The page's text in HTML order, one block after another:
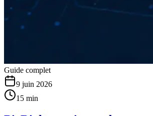
Guide complet
9 juin 2026
15 min